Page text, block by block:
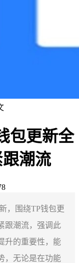
包更新全
潮流
，围绕TP钱包更
跟潮流，强调此
升的重要性，能
，无论是在功能